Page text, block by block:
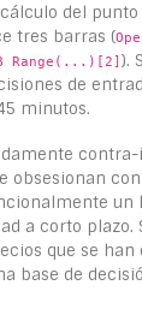
del
tres barras (
Range(...)[2]).
de
minutos.
obsesionan
un
a corto plazo.
que se
base de